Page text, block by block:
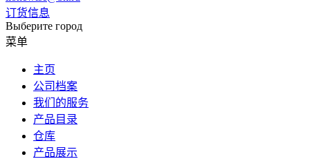
订货信息
Выберите город
菜单
主页
公司档案
我们的服务
产品目录
仓库
产品展示